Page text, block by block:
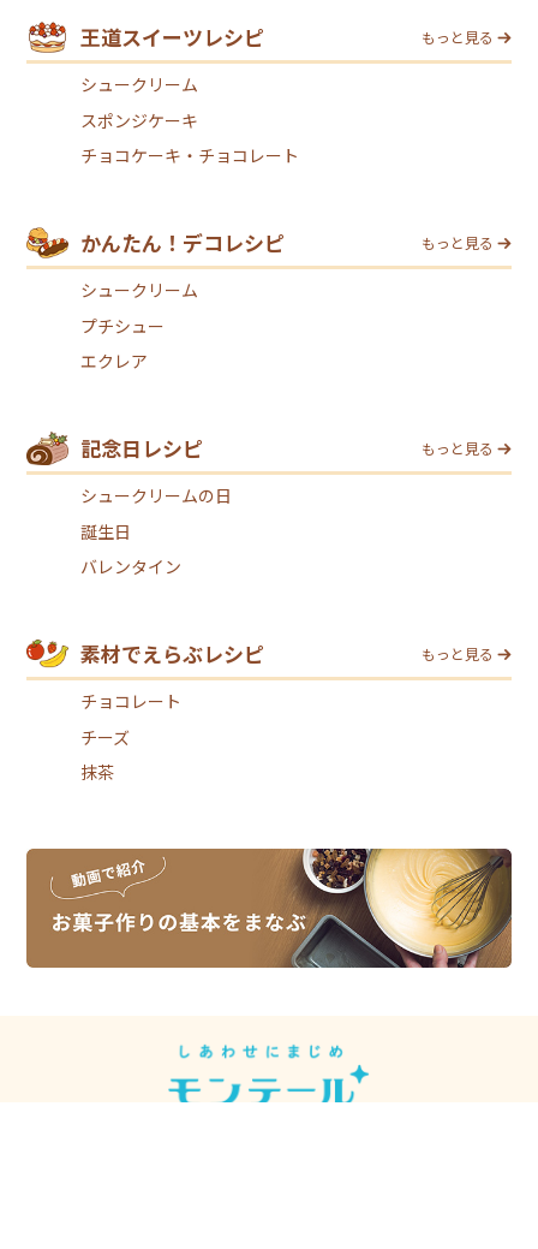
王道スイーツレシピ もっと見る
シュークリーム
スポンジケーキ
チョコケーキ・チョコレート
かんたん！デコレシピ もっと見る
シュークリーム
プチシュー
エクレア
記念日レシピ もっと見る
シュークリームの日
誕生日
バレンタイン
素材でえらぶレシピ もっと見る
チョコレート
チーズ
抹茶